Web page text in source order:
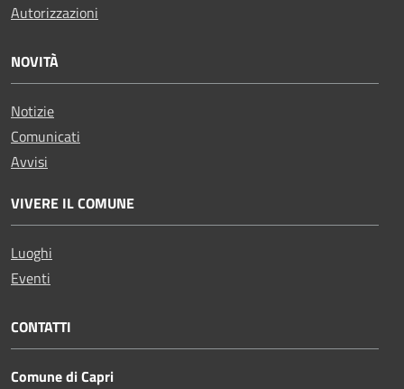
Autorizzazioni
NOVITÀ
Notizie
Comunicati
Avvisi
VIVERE IL COMUNE
Luoghi
Eventi
CONTATTI
Comune di Capri